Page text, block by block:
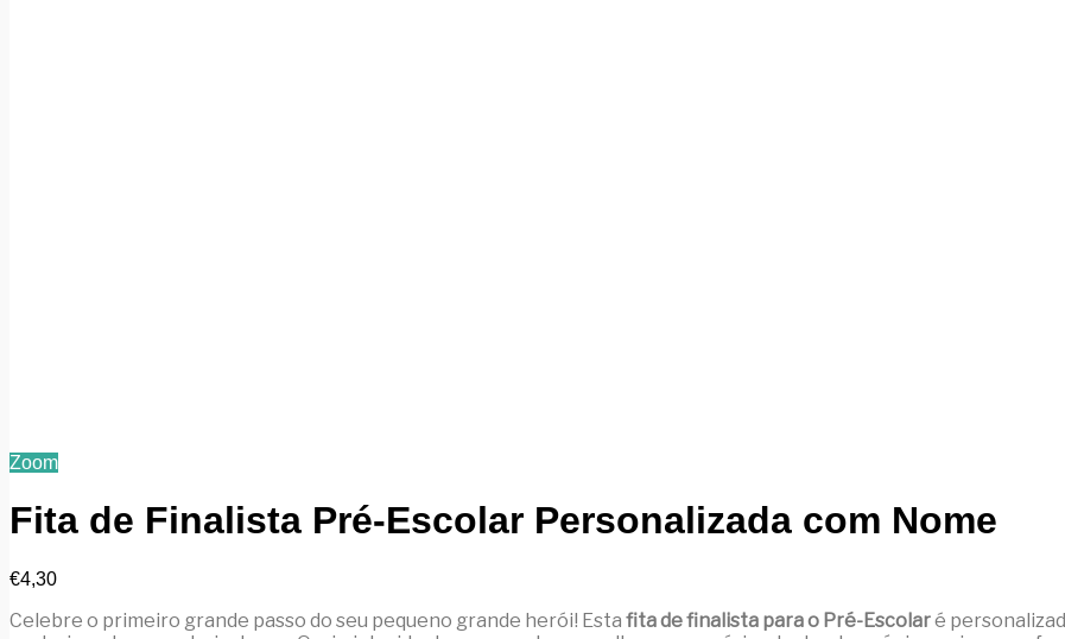
Zoom
Fita de Finalista Pré-Escolar Personalizada com Nome
€4,30
Celebre o primeiro grande passo do seu pequeno grande herói! Esta fita de finalista para o Pré-Escolaré